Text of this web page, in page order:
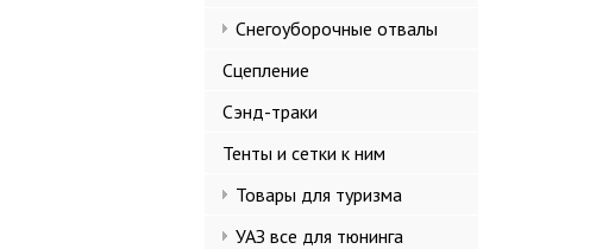
Снегоуборочные отвалы
Сцепление
Сэнд-траки
Тенты и сетки к ним
Товары для туризма
УАЗ все для тюнинга